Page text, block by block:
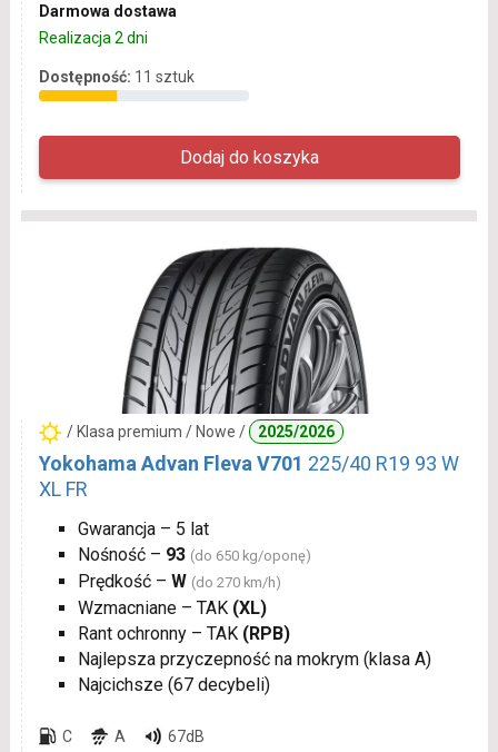
Darmowa dostawa
Realizacja 2 dni
Dostępność: 11 sztuk
/ Klasa premium / Nowe / 2025/2026
Yokohama Advan Fleva V701 225/40 R19 93 W
XL FR
Gwarancja – 5 lat
Nośność – 93 (do 650 kg/oponę)
Prędkość – W (do 270 km/h)
Wzmacniane – TAK (XL)
Rant ochronny – TAK (RPB)
Najlepsza przyczepność na mokrym (klasa A)
Najcichsze (67 decybeli)
C A 67dB